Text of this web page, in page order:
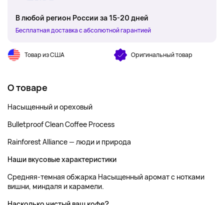
В любой регион России за 15-20 дней
Бесплатная доставка с абсолютной гарантией
Товар из США Оригинальный товар
О товаре
Насыщенный и ореховый
Bulletproof Clean Coffee Process
Rainforest Alliance — люди и природа
Наши вкусовые характеристики
Средняя-темная обжарка Насыщенный аромат с нотками
вишни, миндаля и карамели.